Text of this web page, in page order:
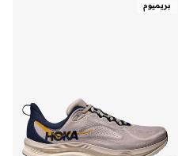
بريميوم